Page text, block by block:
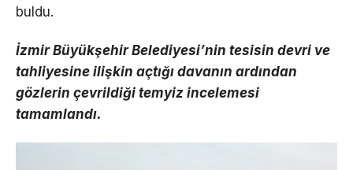
buldu.
İzmir Büyükşehir Belediyesi’nin tesisin devri ve
tahliyesine ilişkin açtığı davanın ardından
gözlerin çevrildiği temyiz incelemesi
tamamlandı.